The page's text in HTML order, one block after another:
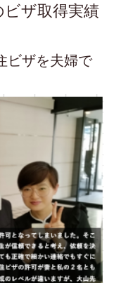
ザ取得実績
ビザを夫婦で